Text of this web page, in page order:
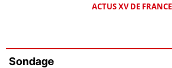
ACTUS XV DE FRANCE
Sondage